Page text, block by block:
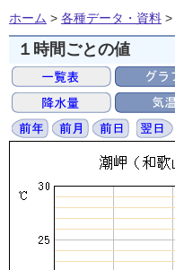
ホーム > 各種データ・資料 >
１時間ごとの値